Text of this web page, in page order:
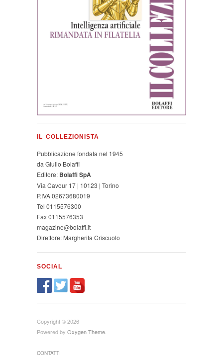
IL COLLEZIONISTA
Pubblicazione fondata nel 1945
da Giulio Bolaffi
Editore: Bolaffi SpA
Via Cavour 17 | 10123 | Torino
P.IVA 02673680019
Tel 0115576300
Fax 0115576353
magazine@bolaffi.it
Direttore: Margherita Criscuolo
SOCIAL
Copyright © 2026
Powered by Oxygen Theme
CONTATTI